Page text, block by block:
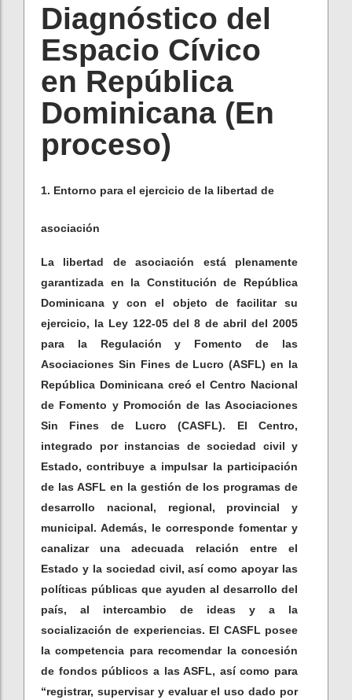
Diagnóstico del
Espacio Cívico
en República
Dominicana (En
proceso)
1. Entorno para el ejercicio de la libertad de
asociación
La libertad de asociación está plenamente
garantizada en la Constitución de República
Dominicana y con el objeto de facilitar su
ejercicio, la Ley 122-05 del 8 de abril del 2005
para la Regulación y Fomento de las
Asociaciones Sin Fines de Lucro (ASFL) en la
República Dominicana creó el Centro Nacional
de Fomento y Promoción de las Asociaciones
Sin Fines de Lucro (CASFL). El Centro,
integrado por instancias de sociedad civil y
Estado, contribuye a impulsar la participación
de las ASFL en la gestión de los programas de
desarrollo nacional, regional, provincial y
municipal. Además, le corresponde fomentar y
canalizar una adecuada relación entre el
Estado y la sociedad civil, así como apoyar las
políticas públicas que ayuden al desarrollo del
país, al intercambio de ideas y a la
socialización de experiencias. El CASFL posee
la competencia para recomendar la concesión
de fondos públicos a las ASFL, así como para
“registrar, supervisar y evaluar el uso dado por